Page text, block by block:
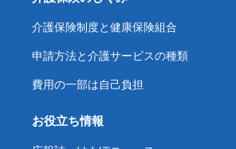
介護保険制度と健康保険組合
申請方法と介護サービスの種類
費用の一部は自己負担
お役立ち情報